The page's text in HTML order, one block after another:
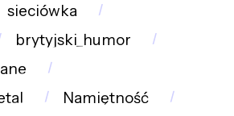
sieciówka
brytyjski_humor
Namiętność